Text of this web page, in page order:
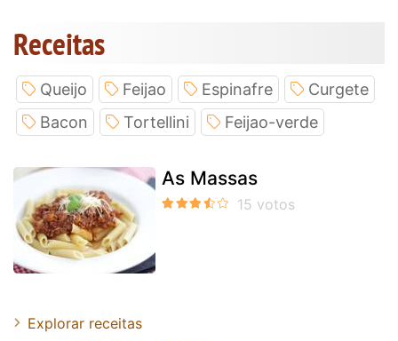
Receitas
Queijo Feijao Espinafre
Curgete
Bacon
Tortellini Feijao-verde
As Massas
Explorar receitas